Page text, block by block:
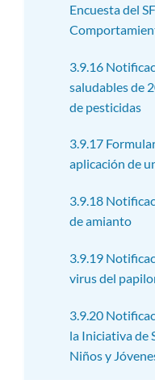
Encuesta del
3.9.16
saludables de
de pesticidas
3.9.17
aplicación de
3.9.18
de amianto
3.9.19
virus del
3.9.20
la Iniciativa de
Niños y